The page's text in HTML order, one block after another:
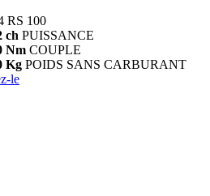
RS 100
ch PUISSANCE
Nm COUPLE
Kg POIDS SANS CARBURANT
le